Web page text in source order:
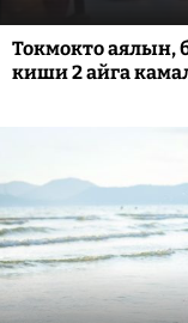
Токмокто аялын,
киши 2 айга